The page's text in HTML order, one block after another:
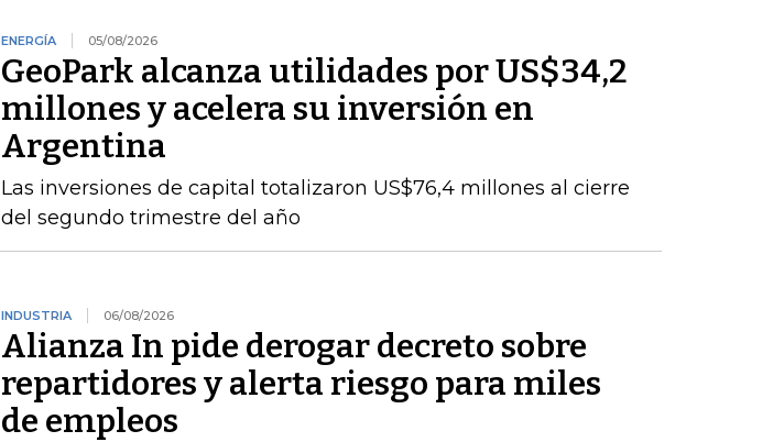
ENERGÍA 05/08/2026
GeoPark alcanza utilidades por US$34,2
millones y acelera su inversión en
Argentina
Las inversiones de capital totalizaron US$76,4 millones al cierre
del segundo trimestre del año
INDUSTRIA 06/08/2026
Alianza In pide derogar decreto sobre
repartidores y alerta riesgo para miles
de empleos